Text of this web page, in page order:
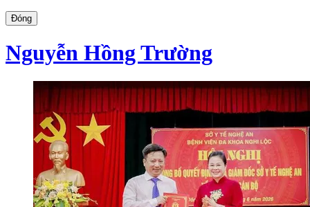
Đóng
Nguyễn Hồng Trường